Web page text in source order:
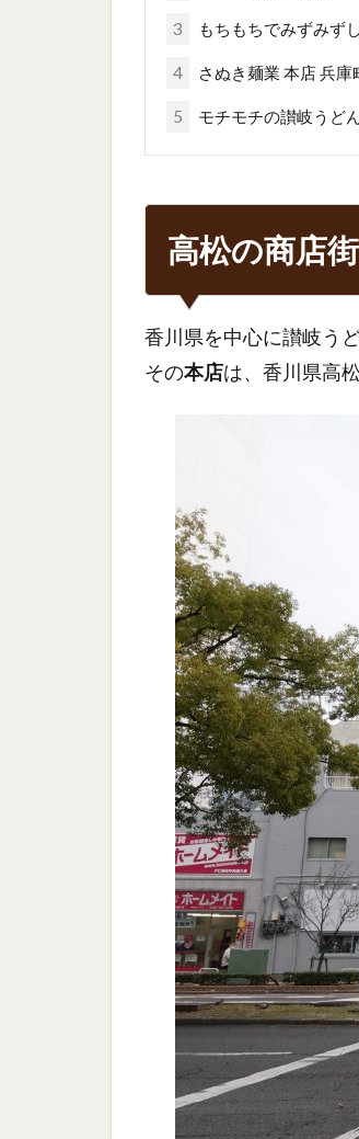
3 もちもちでみずみず
4 さぬき麺業 本店 兵庫
5 モチモチの讃岐うど
高松の商店
香川県を中心に讃岐う
その本店は、香川県高